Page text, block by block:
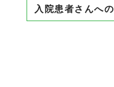
入院患者さんへの